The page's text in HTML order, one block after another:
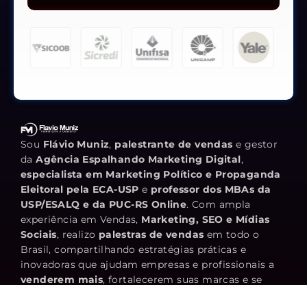
Sou Flávio Muniz, palestrante de vendas e gestor
daAgência Espalhando Marketing Digital,
especialista em Marketing Político e Propaganda
Eleitoral pela ECA-USP e professor dos MBAs da
USP/ESALQ e da PUC-RS Online. Com ampla
experiência em Vendas, Marketing, SEO e Mídias
Sociais, realizo palestras de vendas em todo o
Brasil, compartilhando estratégias práticas e
inovadoras que ajudam empresas e profissionais a
venderem mais, fortalecerem suas marcas e se